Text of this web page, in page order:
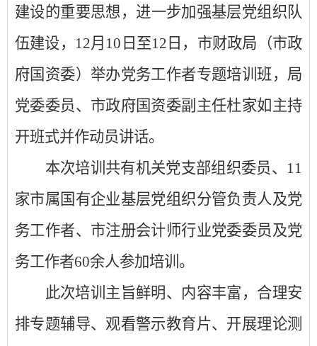
建设的重要思想， 进一步加强基层党组织队
伍建设， 12月10日至12日，市财政局（市政
府国资委）举办党务工作者专题培训班，局
党委委员、市政府国资委副主任杜家如主持
开班式并作动员讲话。
本次培训共有机关党支部组织委员、 11
家市属国有企业基层党组织分管负责人及党
务工作者、市注册会计师行业党委委员及党
务工作者60余人参加培训。
此次培训主旨鲜明、内容丰富，合理安
排专题辅导、观看警示教育片、开展理论测